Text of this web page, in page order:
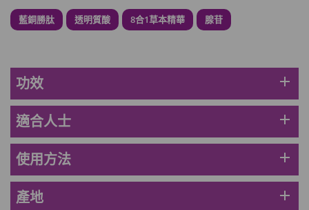
草姬 調經緊緻寶(27年2月到期)
男補精力丸5:1 (到期日2028年1月)
HKD$169 加入購物車
理膚泉 無香大哥大防曬 50ml (2027年4
藍銅勝肽 透明質酸 8合1草本精華 腺苷
功效 add
適合人士 add
使用方法 add
產地 add